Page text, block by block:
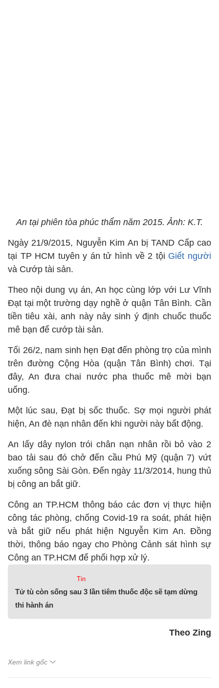
An tại phiên tòa phúc thẩm năm 2015. Ảnh: K.T.
Ngày 21/9/2015, Nguyễn Kim An bị TAND Cấp cao
tại TP HCM tuyên y án tử hình về 2 tội Giết người
và Cướp tài sản.
Theo nội dung vụ án, An học cùng lớp với Lư Vĩnh
Đạt tại một trường dạy nghề ở quận Tân Bình. Cần
tiền tiêu xài, anh này nảy sinh ý định chuốc thuốc
mê bạn để cướp tài sản.
Tối 26/2, nam sinh hẹn Đạt đến phòng trọ của mình
trên đường Cộng Hòa (quận Tân Bình) chơi. Tại
đây, An đưa chai nước pha thuốc mê mời bạn
uống.
Một lúc sau, Đạt bị sốc thuốc. Sợ mọi người phát
hiện, An đè nạn nhân đến khi người này bất động.
An lấy dây nylon trói chân nạn nhân rồi bỏ vào 2
bao tải sau đó chở đến cầu Phú Mỹ (quận 7) vứt
xuống sông Sài Gòn. Đến ngày 11/3/2014, hung thủ
bị công an bắt giữ.
Công an TP.HCM thông báo các đơn vị thực hiện
công tác phòng, chống Covid-19 ra soát, phát hiện
và bắt giữ nếu phát hiện Nguyễn Kim An. Đồng
thời, thông báo ngay cho Phòng Cảnh sát hình sự
Công an TP.HCM để phối hợp xử lý.
Tin
Tử tù còn sống sau 3 lần tiêm thuốc độc sẽ tạm dừng
thi hành án
Theo Zing
Xem link gốc